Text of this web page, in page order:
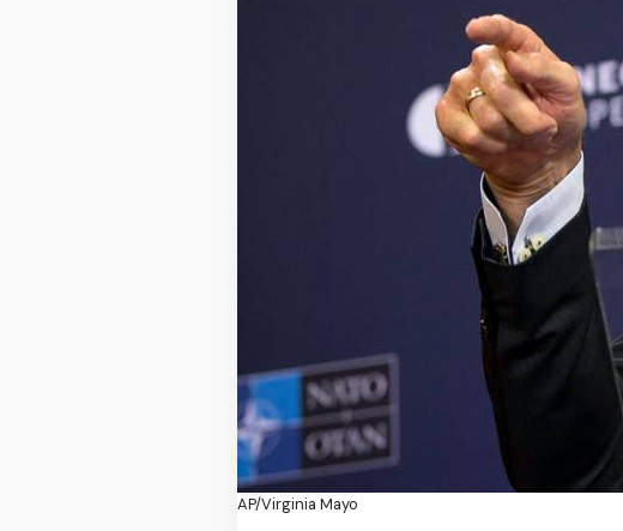
AP/Virginia Mayo